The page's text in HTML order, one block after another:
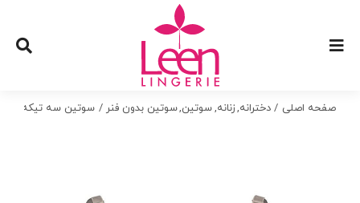
content
صفحه اصلی دخترانه زنانه سوتین سوتین بدون فنر سوتین سه تیکه